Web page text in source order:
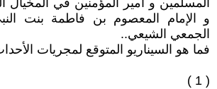
المسلمين و أمير المؤمنين في المخيال
و الإمام المعصوم بن فاطمة بنت
الجمعي الشيعي..
فما هو السيناريو المتوقع لمجريات
( 1 )